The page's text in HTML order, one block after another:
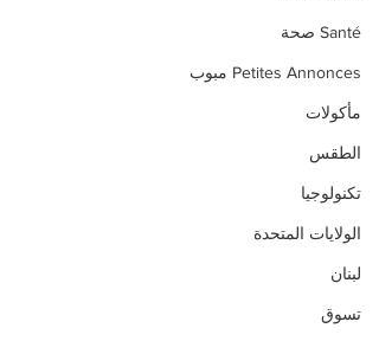
Santé صحة
Petites Annonces مبوب
مأكولات
الطقس
تكنولوجيا
الولايات المتحدة
لبنان
تسوق